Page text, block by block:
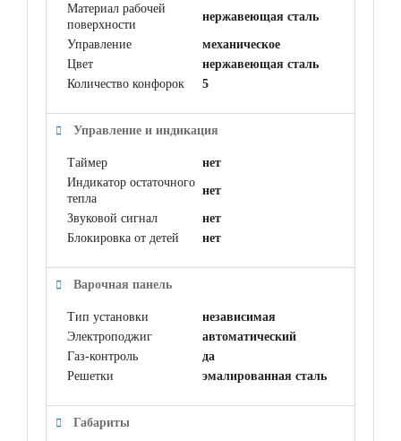
Материал рабочей
поверхности
нержавеющая сталь
Управление
механическое
Цвет
нержавеющая сталь
Количество конфорок
5
Управление и индикация
Таймер
нет
Индикатор остаточного
тепла
нет
Звуковой сигнал
нет
Блокировка от детей
нет
Варочная панель
Тип установки
независимая
Электроподжиг
автоматический
Газ-контроль
да
Решетки
эмалированная сталь
Габариты